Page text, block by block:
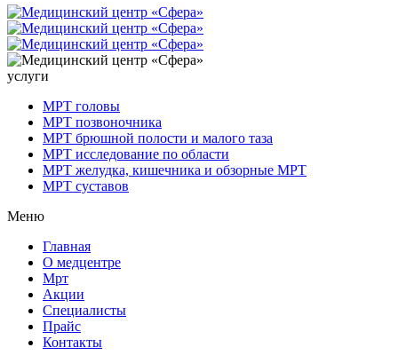
услуги
МРТ головы
МРТ позвоночника
МРТ брюшной полости и малого таза
МРТ исследование по области
МРТ желудка, кишечника и обзорные МРТ
МРТ суставов
Меню
Главная
О медцентре
Мрт
Акции
Специалисты
Прайс
Контакты